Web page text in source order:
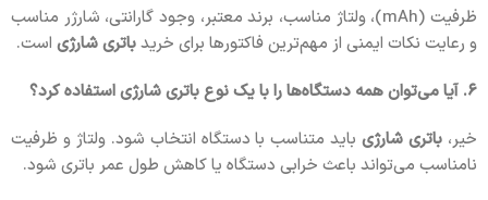
ظرفیت (mAh)، ولتاژ مناسب، برند معتبر، وجود گارانتی، شارژر مناسب
و رعایت نکات ایمنی از مهم‌ترین فاکتورها برای خریدباتری شارژی است.
۶. آیا می‌توان همه دستگاه‌ها را با یک نوع باتری شارژی استفاده کرد؟
خیر، باتری شارژیباید متناسب با دستگاه انتخاب شود. ولتاژ و ظرفیت
نامناسب می‌تواند باعث خرابی دستگاه یا کاهش طول عمر باتری شود.